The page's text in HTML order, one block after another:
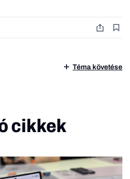
Téma követése
cikkek